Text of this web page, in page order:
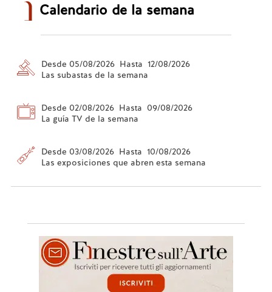
Calendario de la semana
Desde 05/08/2026 Hasta 12/08/2026
Las subastas de la semana
Desde 02/08/2026 Hasta 09/08/2026
La guía TV de la semana
Desde 03/08/2026 Hasta 10/08/2026
Las exposiciones que abren esta semana